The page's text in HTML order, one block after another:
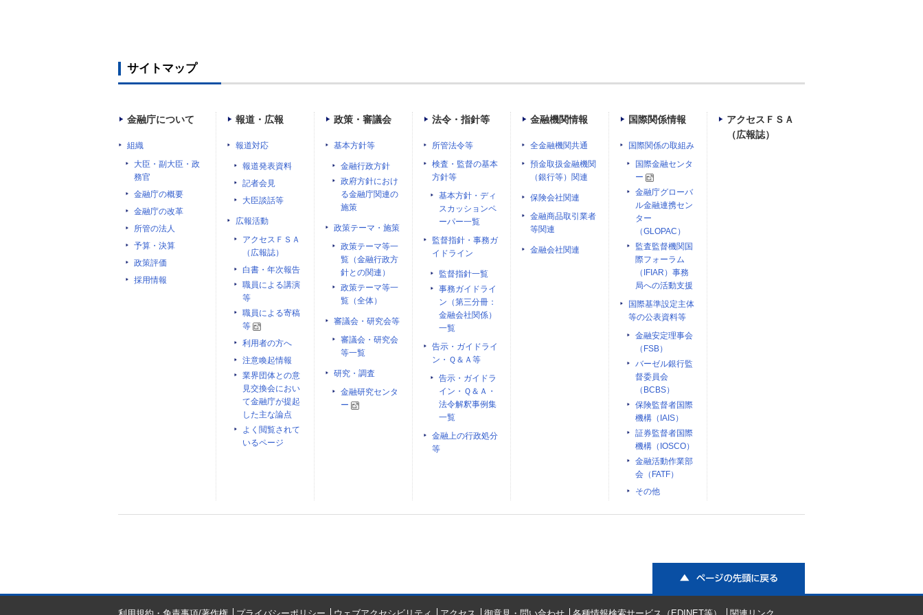
サイトマップ
金融庁について
組織
大臣・副大臣・政
務官
金融庁の概要
金融庁の改革
所管の法人
予算・決算
政策評価
採用情報
報道・広報
報道対応
報道発表資料
記者会見
大臣談話等
広報活動
アクセスＦＳＡ
（広報誌）
白書・年次報告
職員による講演
等
職員による寄稿
等
利用者の方へ
注意喚起情報
業界団体との意
見交換会におい
て金融庁が提起
した主な論点
よく閲覧されて
いるページ
政策・審議会
基本方針等
金融行政方針
政府方針におけ
る金融庁関連の
施策
政策テーマ・施策
政策テーマ等一
覧（金融行政方
針との関連）
政策テーマ等一
覧（全体）
審議会・研究会等
審議会・研究会
等一覧
研究・調査
金融研究センタ
ー
法令・指針等
所管法令等
検査・監督の基本
方針等
基本方針・ディ
スカッションペ
ーパー一覧
監督指針・事務ガ
イドライン
監督指針一覧
事務ガイドライ
ン（第三分冊：
金融会社関係）
一覧
告示・ガイドライ
ン・Ｑ＆Ａ等
告示・ガイドラ
イン・Ｑ＆Ａ・
法令解釈事例集
一覧
金融上の行政処分
等
金融機関情報
全金融機関共通
預金取扱金融機関
（銀行等）関連
保険会社関連
金融商品取引業者
等関連
金融会社関連
国際関係情報
国際関係の取組み
国際金融センタ
ー
金融庁グローバ
ル金融連携セン
ター
（GLOPAC）
監査監督機関国
際フォーラム
（IFIAR）事務
局への活動支援
国際基準設定主体
等の公表資料等
金融安定理事会
（FSB）
バーゼル銀行監
督委員会
（BCBS）
保険監督者国際
機構（IAIS）
証券監督者国際
機構（IOSCO）
金融活動作業部
会（FATF）
その他
アクセスＦＳＡ
（広報誌）